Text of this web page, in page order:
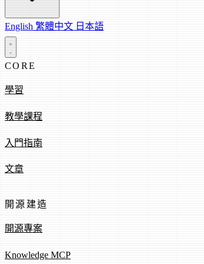
English 繁體中文 日本語
CORE
學習
教學課程
入門指南
文章
開源建造
開源專案
Knowledge MCP